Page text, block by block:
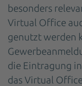
besonders
Virtual Office
genutzt werden
die Eintragung
das Virtual